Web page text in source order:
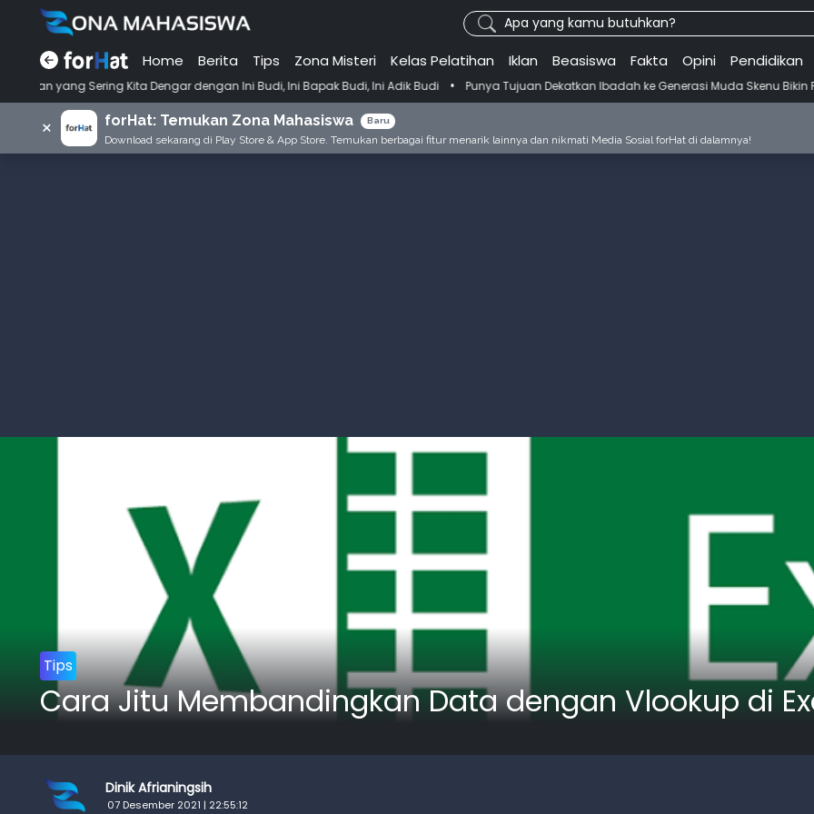
Apa yang kamu butuhkan?
Home Berita Tips Zona Misteri Kelas Pelatihan Iklan Beasiswa Fakta Opini Pendidikan
Sering Kita Dengar dengan Ini Budi, Ini Bapak Budi, Ini Adik Budi • Punya Tujuan Dekatkan Ibadah ke Generasi Muda Skenu Bikin Panduan
× forHat: Temukan Zona Mahasiswa Baru
Download sekarang di Play Store & App Store. Temukan berbagai fitur menarik lainnya dan nikmati Media Sosial forHat di dalamnya!
Tips
Cara Jitu Membandingkan Data dengan Vlookup di
Dinik Afrianingsih
07 Desember 2021 | 22:55:12